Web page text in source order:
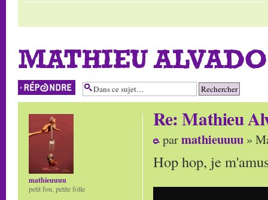
MATHIEU ALVADO
Répondre
Re: Mathieu
parmathieuuuu »
Hop hop, je
mathieuuuu
petit fou, petite folle